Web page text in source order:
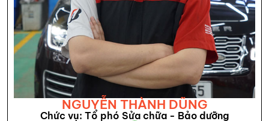
NGUYỄN THÀNH DŨNG
Chức vụ: Tổ phó Sửa chữa - Bảo dưỡng